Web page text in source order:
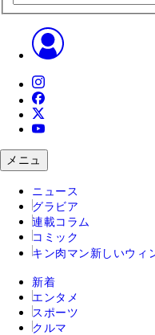
メニュ
ニュース
グラビア
連載コラム
コミック
キン肉マン 新しいウィ
新着
エンタメ
スポーツ
クルマ